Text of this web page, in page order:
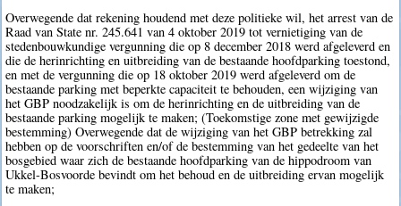
Overwegende dat rekening houdend met deze politieke wil, het arrest van de
Raad van State nr. 245.641 van 4 oktober 2019 tot vernietiging van de
stedenbouwkundige vergunning die op 8 december 2018 werd afgeleverd en
die de herinrichting en uitbreiding van de bestaande hoofdparking toestond,
en met de vergunning die op 18 oktober 2019 werd afgeleverd om de
bestaande parking met beperkte capaciteit te behouden, een wijziging van
het GBP noodzakelijk is om de herinrichting en de uitbreiding van de
bestaande parking mogelijk te maken; (Toekomstige zone met gewijzigde
bestemming) Overwegende dat de wijziging van het GBP betrekking zal
hebben op de voorschriften en/of de bestemming van het gedeelte van het
bosgebied waar zich de bestaande hoofdparking van de hippodroom van
Ukkel-Bosvoorde bevindt om het behoud en de uitbreiding ervan mogelijk
te maken;